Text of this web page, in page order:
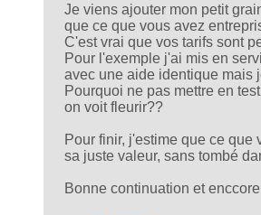
Je viens ajouter mon petit
que ce que vous avez
C'est vrai que vos tarifs sont
Pour l'exemple j'ai mis en
avec une aide identique mais
Pourquoi ne pas mettre en
on voit fleurir??
Pour finir, j'estime que ce que
sa juste valeur, sans tombé
Bonne continuation et